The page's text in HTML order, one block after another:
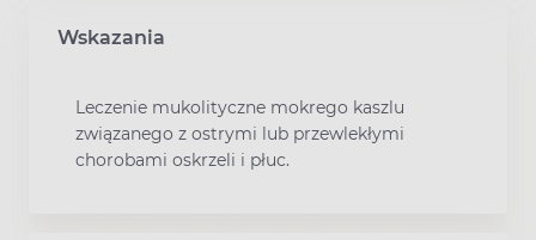
Wskazania
Leczenie mukolityczne mokrego kaszlu
związanego z ostrymi lub przewlekłymi
chorobami oskrzeli i płuc.